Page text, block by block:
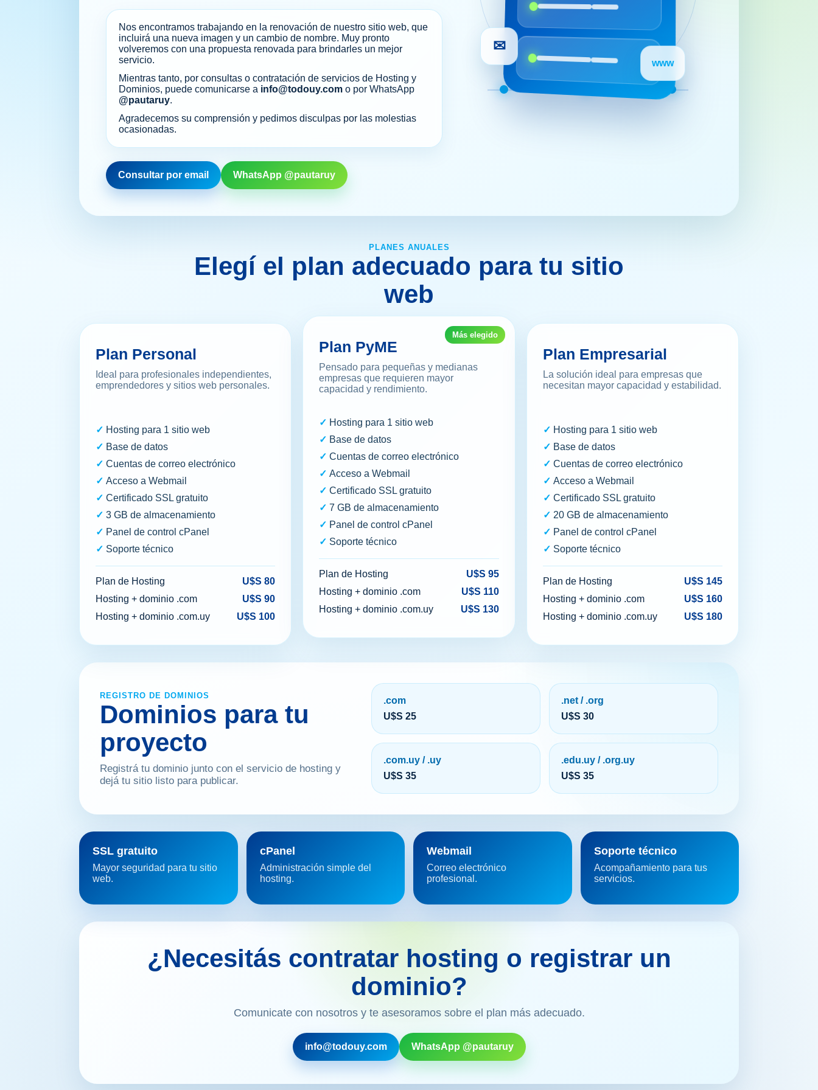
Nos encontramos trabajando en la renovación de nuestro sitio web, que
incluirá una nueva imagen y un cambio de nombre. Muy pronto
volveremos con una propuesta renovada para brindarles un mejor
servicio.
Mientras tanto, por consultas o contratación de servicios de Hosting y
Dominios, puede comunicarse a info@todouy.com o por WhatsApp
@pautaruy.
Agradecemos su comprensión y pedimos disculpas por las molestias
ocasionadas.
Consultar por email WhatsApp @pautaruy
✉
www
PLANES ANUALES
Elegí el plan adecuado para tu sitio
web
Plan Personal
Ideal para profesionales independientes,
emprendedores y sitios web personales.
Hosting para 1 sitio web
Base de datos
Cuentas de correo electrónico
Acceso a Webmail
Certificado SSL gratuito
3 GB de almacenamiento
Panel de control cPanel
Soporte técnico
Plan de Hosting
U$S 80
Hosting + dominio .com
U$S 90
Hosting + dominio .com.uy
U$S 100
Más elegido
Plan PyME
Pensado para pequeñas y medianas
empresas que requieren mayor
capacidad y rendimiento.
Hosting para 1 sitio web
Base de datos
Cuentas de correo electrónico
Acceso a Webmail
Certificado SSL gratuito
7 GB de almacenamiento
Panel de control cPanel
Soporte técnico
Plan de Hosting
U$S 95
Hosting + dominio .com
U$S 110
Hosting + dominio .com.uy
U$S 130
Plan Empresarial
La solución ideal para empresas que
necesitan mayor capacidad y estabilidad.
Hosting para 1 sitio web
Base de datos
Cuentas de correo electrónico
Acceso a Webmail
Certificado SSL gratuito
20 GB de almacenamiento
Panel de control cPanel
Soporte técnico
Plan de Hosting
U$S 145
Hosting + dominio .com
U$S 160
Hosting + dominio .com.uy
U$S 180
REGISTRO DE DOMINIOS
Dominios para tu
proyecto
Registrá tu dominio junto con el servicio de hosting y
dejá tu sitio listo para publicar.
.com
U$S 25
.net / .org
U$S 30
.com.uy / .uy
U$S 35
.edu.uy / .org.uy
U$S 35
SSL gratuito
Mayor seguridad para tu sitio
web.
cPanel
Administración simple del
hosting.
Webmail
Correo electrónico
profesional.
Soporte técnico
Acompañamiento para tus
servicios.
¿Necesitás contratar hosting o registrar un
dominio?
Comunicate con nosotros y te asesoramos sobre el plan más adecuado.
info@todouy.com WhatsApp @pautaruy